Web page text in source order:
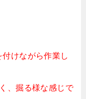
付けながら作業し
、掘る様な感じで